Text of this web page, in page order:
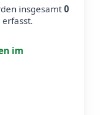
insgesamt0
erfasst.
im